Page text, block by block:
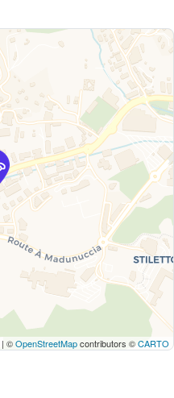
| ©OpenStreetMapcontributors ©CARTO